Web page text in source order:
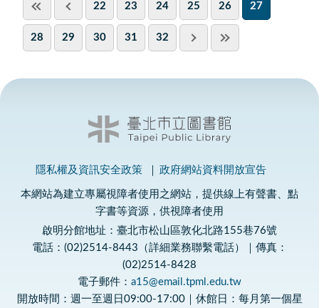
22 23 24 25 26 27
28 29 30 31 32
隱私權及資訊安全政策 政府網站資料開放宣告
本網站為建立專屬視障者使用之網站，提供線上有聲書、點
字書等資源，供視障者使用
啟明分館地址：臺北市松山區敦化北路155巷76號
電話：(02)2514-8443（詳細業務聯繫電話）｜傳真：
(02)2514-8428
電子郵件： a15@email.tpml.edu.tw
開放時間：週一至週日09:00-17:00｜休館日：每月第一個星